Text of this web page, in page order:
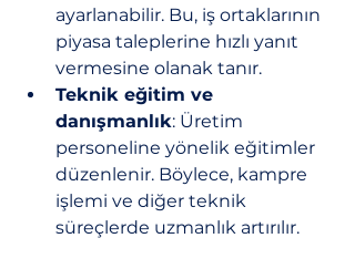
ayarlanabilir. Bu, iş ortaklarının
piyasa taleplerine hızlı yanıt
vermesine olanak tanır.
Teknik eğitim ve
danışmanlık: Üretim
personeline yönelik eğitimler
düzenlenir. Böylece, kampre
işlemi ve diğer teknik
süreçlerde uzmanlık artırılır.